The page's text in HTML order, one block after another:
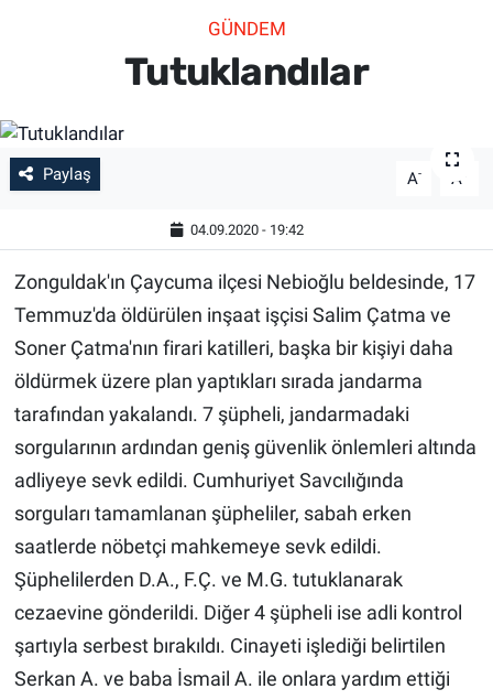
GÜNDEM
Tutuklandılar
Paylaş A- A
04.09.2020 - 19:42
Zonguldak'ın Çaycuma ilçesi Nebioğlu beldesinde, 17
Temmuz'da öldürülen inşaat işçisi Salim Çatma ve
Soner Çatma'nın firari katilleri, başka bir kişiyi daha
öldürmek üzere plan yaptıkları sırada jandarma
tarafından yakalandı. 7 şüpheli, jandarmadaki
sorgularının ardından geniş güvenlik önlemleri altında
adliyeye sevk edildi. Cumhuriyet Savcılığında
sorguları tamamlanan şüpheliler, sabah erken
saatlerde nöbetçi mahkemeye sevk edildi.
Şüphelilerden D.A., F.Ç. ve M.G. tutuklanarak
cezaevine gönderildi. Diğer 4 şüpheli ise adli kontrol
şartıyla serbest bırakıldı. Cinayeti işlediği belirtilen
Serkan A. ve baba İsmail A. ile onlara yardım ettiği
SAĞLIK